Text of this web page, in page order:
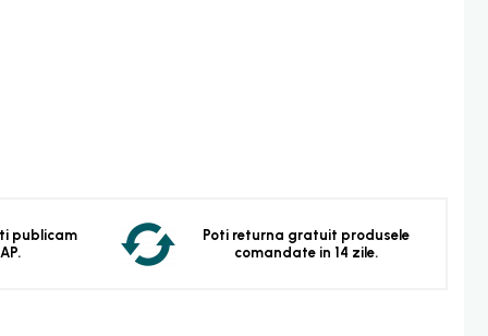
publicam
Poti returna gratuit produsele
comandate in 14 zile.